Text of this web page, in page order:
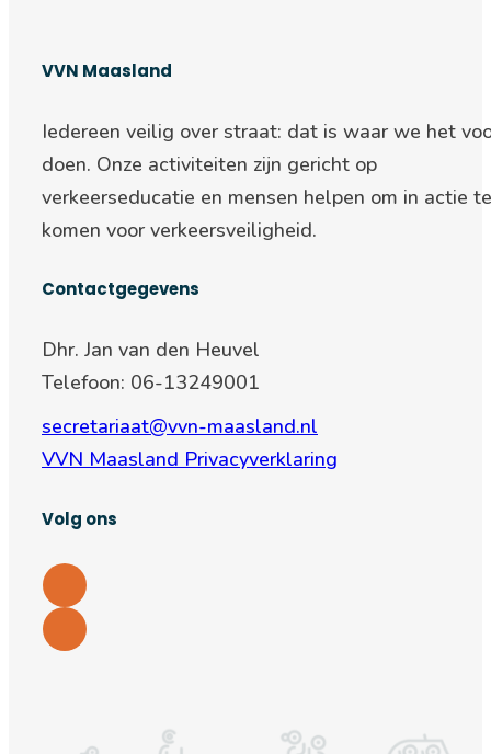
VVN Maasland
Iedereen veilig over straat: dat is waar we het
doen. Onze activiteiten zijn gericht op
verkeerseducatie en mensen helpen om in actie te
komen voor verkeersveiligheid.
Contactgegevens
Dhr. Jan van den Heuvel
Telefoon: 06-13249001
secretariaat@vvn-maasland.nl
VVN Maasland Privacyverklaring
Volg ons